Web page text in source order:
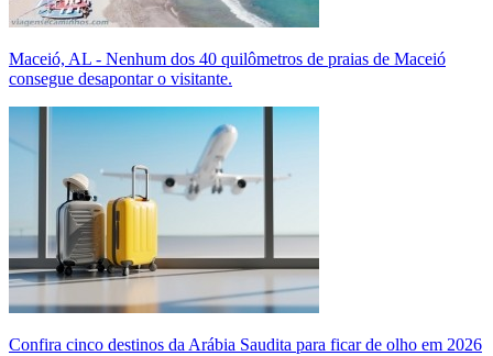
Maceió, AL - Nenhum dos 40 quilômetros de praias de Maceió
consegue desapontar o visitante.
Confira cinco destinos da Arábia Saudita para ficar de olho em 2026